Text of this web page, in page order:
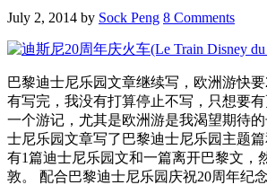
游：
Disney
Park
&
Disneyland
Paris
(Part
2)
July 2, 2014 by Sock Peng 8 Comments
巴黎迪士尼乐园文章继续写，欧洲游快
有写完，我没有打算停止不写，只想要
一个游记，尤其是欧洲游是我渴望期待
士尼乐园文章写了巴黎迪士尼乐园主题
有1篇迪士尼乐园文和一篇离开巴黎文，
敦。 配合巴黎迪士尼乐园庆祝20周年纪